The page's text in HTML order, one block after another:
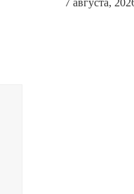
7 августа,